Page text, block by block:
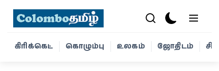
கிரிக்கெட் கொழும்பு உலகம் ஜோதிடம்